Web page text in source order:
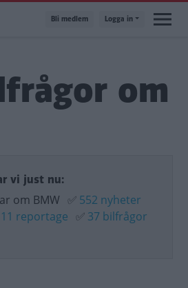
Bli medlem Logga in
om
vi just nu:
om BMW ✅ 552 nyheter
11 reportage ✅ 37 bilfrågor